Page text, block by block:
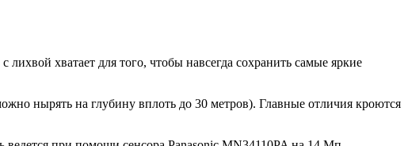
хватает для того, чтобы навсегда сохранить самые яркие
нырять на глубину вплоть до 30 метров). Главные отличия кроются